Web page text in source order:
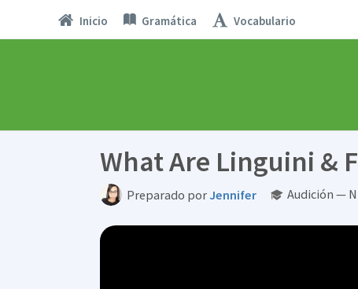
Inicio Gramática Vocabulario
What Are Linguini &
Preparado porJennifer Audición —